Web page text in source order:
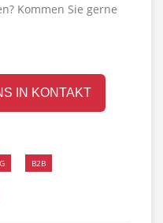
Kommen Sie gerne
IN KONTAKT
B2B